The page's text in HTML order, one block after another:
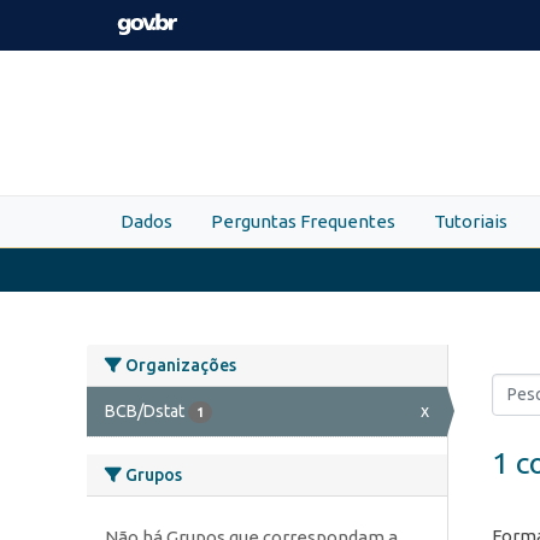
Skip to main content
Dados Perguntas Frequentes Tutoriais
Organizações
BCB/Dstat 1 x
Grupos 1